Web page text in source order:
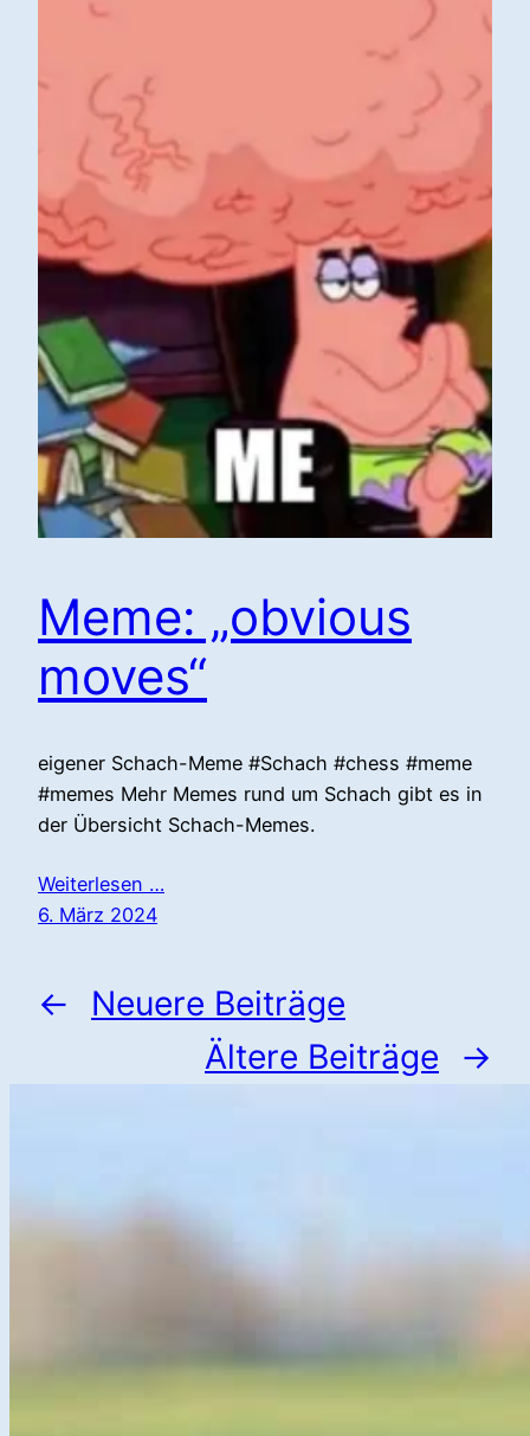
Meme: „obvious
moves“
eigener Schach-Meme #Schach #chess #meme
#memes Mehr Memes rund um Schach gibt es in
der Übersicht Schach-Memes.
Weiterlesen …
6. März 2024
←
Neuere Beiträge
Ältere Beiträge
→